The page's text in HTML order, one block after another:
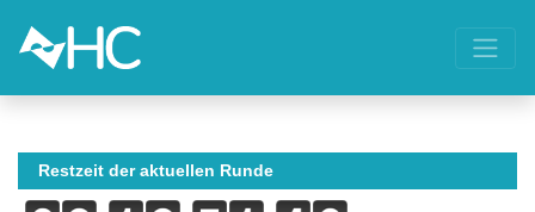
Restzeit der aktuellen Runde